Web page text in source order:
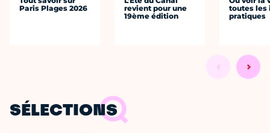
Paris Plages 2026
revient pour une
19ème édition
toutes les
pratiques
SÉLECTIONS